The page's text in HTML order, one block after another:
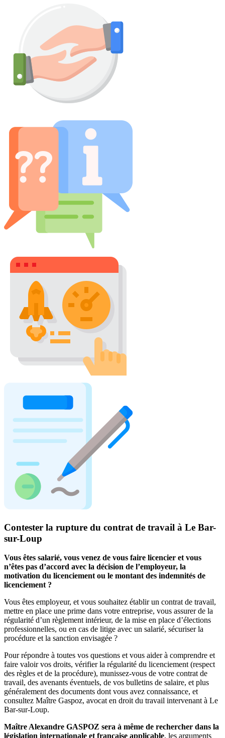
Contester la rupture du contrat de travail à Le Bar-
sur-Loup
Vous êtes salarié, vous venez de vous faire licencier et vous
n’êtes pas d’accord avec la décision de l’employeur, la
motivation du licenciement ou le montant des indemnités de
licenciement ?
Vous êtes employeur, et vous souhaitez établir un contrat de travail,
mettre en place une prime dans votre entreprise, vous assurer de la
régularité d’un règlement intérieur, de la mise en place d’élections
professionnelles, ou en cas de litige avec un salarié, sécuriser la
procédure et la sanction envisagée ?
Pour répondre à toutes vos questions et vous aider à comprendre et
faire valoir vos droits, vérifier la régularité du licenciement (respect
des règles et de la procédure), munissez-vous de votre contrat de
travail, des avenants éventuels, de vos bulletins de salaire, et plus
généralement des documents dont vous avez connaissance, et
consultez Maître Gaspoz, avocat en droit du travail intervenant à Le
Bar-sur-Loup.
Maître Alexandre GASPOZ sera à même de rechercher dans la
législation internationale et française applicable, les arguments